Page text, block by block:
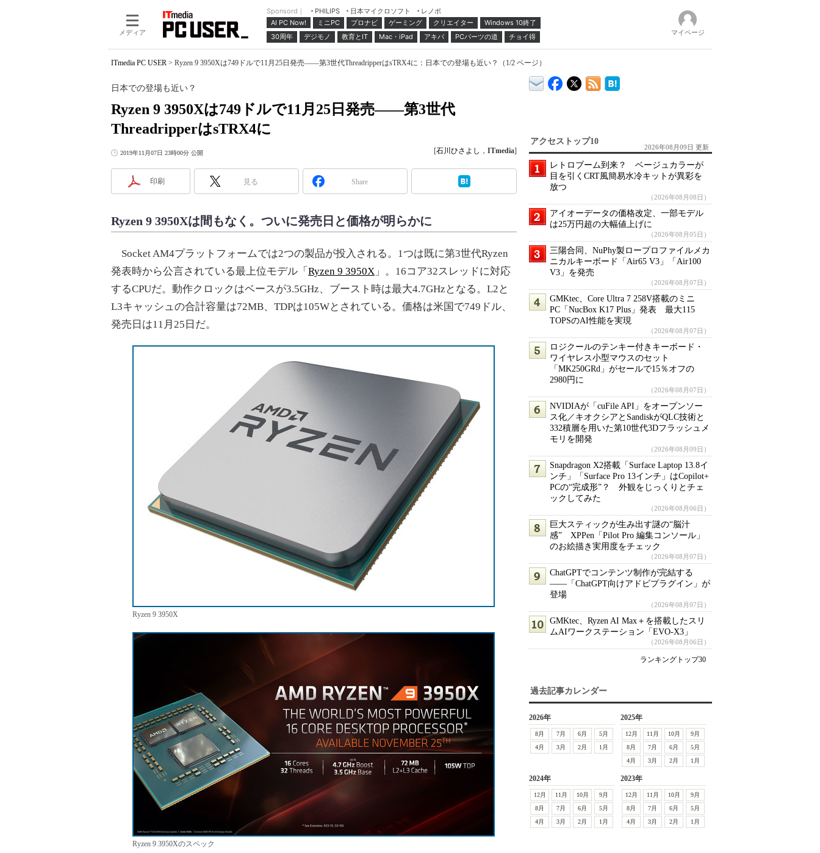
メディア
Sponsord｜ PHILIPS 日本マイクロソフト
レノボ
AI PC Now!
ミニPC プロナビ ゲーミング クリエイター
Windows 10終了
30周年
デジモノ 教育とIT Mac・iPad アキバ PCパーツの道 チョイ得 マイページ
ITmedia PC USER > Ryzen 9 3950Xは749ドルで11月25日発売――第3世代ThreadripperはsTRX4に：日本での登場も近い？（1/2 ページ）
Ryzen 9 3950Xは749ドルで11月25日発売――第3世代
ThreadripperはsTRX4に
日本での登場も近い？
2019年11月07日 23時00分 公開 [石川ひさよし ， ITmedia]
印刷 見る Share
Ryzen 9 3950Xは間もなく。ついに発売日と価格が明らかに
Socket AM4プラットフォームでは2つの製品が投入される。1つは既に第3世代Ryzen
発表時から公言されている最上位モデル「 Ryzen 9 3950X 」。16コア32スレッドに対応
するCPUだ。動作クロックはベースが3.5GHz、ブースト時は最大4.7GHzとなる。L2と
L3キャッシュの合計容量は72MB、TDPは105Wとされている。価格は米国で749ドル、
発売日は11月25日だ。
Ryzen 9 3950X
Ryzen 9 3950Xのスペック
アクセストップ10
2026年08月09日 更新
レトロブーム到来？ ベージュカラーが
目を引くCRT風簡易水冷キットが異彩を
放つ
（2026年08月08日）
アイオーデータの価格改定、一部モデル
は25万円超の大幅値上げに
（2026年08月05日）
三陽合同、NuPhy製ロープロファイルメカ
ニカルキーボード「Air65 V3」「Air100
V3」を発売
（2026年08月07日）
GMKtec、Core Ultra 7 258V搭載のミニ
PC「NucBox K17 Plus」発表 最大115
TOPSのAI性能を実現
（2026年08月07日）
ロジクールのテンキー付きキーボード・
ワイヤレス小型マウスのセット
「MK250GRd」がセールで15％オフの
2980円に
（2026年08月07日）
NVIDIAが「cuFile API」をオープンソー
ス化／キオクシアとSandiskがQLC技術と
332積層を用いた第10世代3Dフラッシュメ
モリを開発
（2026年08月09日）
Snapdragon X2搭載「Surface Laptop 13.8イ
ンチ」「Surface Pro 13インチ」はCopilot+
PCの“完成形”？ 外観をじっくりとチェ
ックしてみた
（2026年08月06日）
巨大スティックが生み出す謎の“脳汁
感” XPPen「Pilot Pro 編集コンソール」
のお絵描き実用度をチェック
（2026年08月07日）
ChatGPTでコンテンツ制作が完結する
――「ChatGPT向けアドビプラグイン」が
登場
（2026年08月07日）
GMKtec、Ryzen AI Max＋を搭載したスリ
ムAIワークステーション「EVO-X3」
（2026年08月06日）
ランキングトップ30
過去記事カレンダー
2026年
8月 7月 6月
5月
4月
3月 2月 1月
2025年
12月 11月 10月
9月
8月
7月 6月
5月
4月
3月 2月 1月
2024年
12月 11月 10月
9月
8月
7月 6月
5月
4月
3月 2月 1月
2023年
12月 11月 10月
9月
8月
7月 6月
5月
4月
3月 2月 1月